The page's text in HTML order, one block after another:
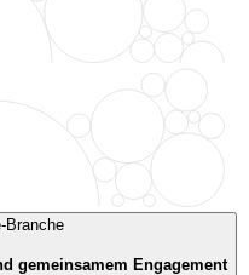
Branche
gemeinsamem Engagement